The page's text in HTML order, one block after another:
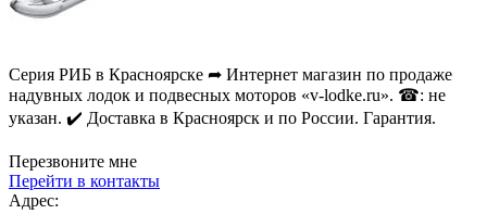
Серия РИБ в Красноярске ➦ Интернет магазин по продаже
надувных лодок и подвесных моторов «v-lodke.ru». ☎: не
указан. ✔️ Доставка в Красноярск и по России. Гарантия.
Перезвоните мне
Перейти в контакты
Адрес: